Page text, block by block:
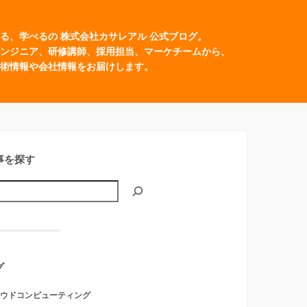
、学べるの 株式会社カサレアル 公式ブログ。
ジニア、研修講師、採用担当、マーケチームから、
情報や会社情報をお届けします。
を探す
ドコンピューティング